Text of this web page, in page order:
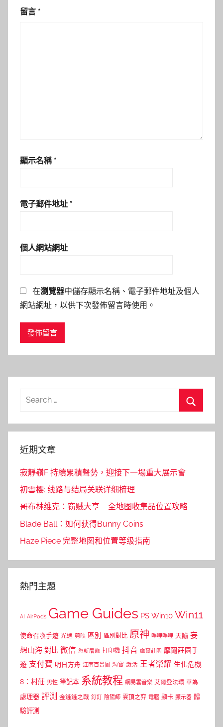
留言 *
顯示名稱 *
電子郵件地址 *
個人網站網址
在瀏覽器中儲存顯示名稱、電子郵件地址及個人
網站網址，以供下次發佈留言時使用。
Search
近期文章
寂靜嶺F 持續累積聲勢，迎接下一場重大展示會
初雪樱: 线路与结局关联详细梳理
哥布林维克：窃贼大亨 – 全地图收集品位置攻略
Blade Ball：如何获得Bunny Coins
Haze Piece 完整地图和位置等级指南
熱門主題
AI AirPods Game Guides PS Win10 Win11
使命召喚手遊 光遇 剪映 區別 區別對比 原神 嗶哩嗶哩 天諭 妄
想山海 對比 微信 怒斬屠龍 打印機 抖音 摩爾莊園 摩爾莊園手
遊 支付寶 明日方舟 江南百景圖 淘寶 激活 王者榮耀 生化危機
8：村莊 男性 筆記本 系統教程 網易雲音樂 艾爾登法環 華為
處理器 評測 金鏟鏟之戰 釘釘 陰陽師 雲頂之弈 電腦 顯卡 顯示器 體
驗評測